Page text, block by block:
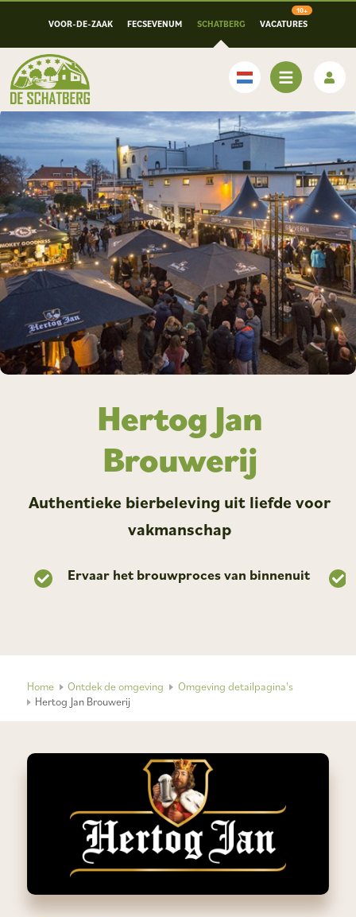
VOOR-DE-ZAAK FECSEVENUM SCHATBERG VACATURES
Nederlands
Hertog Jan
Brouwerij
Authentieke bierbeleving uit liefde voor
vakmanschap
Ervaar het brouwproces van binnenuit
Home Ontdek de omgeving
Omgeving detailpagina's
Hertog Jan Brouwerij